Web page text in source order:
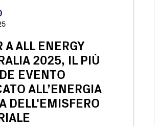
A ALL ENERGY
2025, IL PIÙ
EVENTO
ALL’ENERGIA
DELL'EMISFERO